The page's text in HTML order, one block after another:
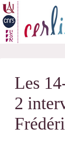
Passer
au
contenu
Les
2